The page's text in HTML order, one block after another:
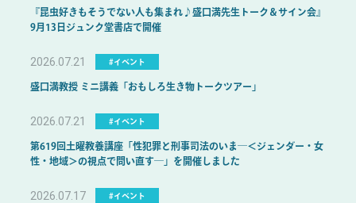
『昆虫好きもそうでない人も集まれ♪盛口満先生トーク＆サイン会』
9月13日ジュンク堂書店で開催
2026.07.21 #イベント
盛口満教授 ミニ講義「おもしろ生き物トークツアー」
2026.07.21 #イベント
第619回土曜教養講座「性犯罪と刑事司法のいま―＜ジェンダー・女
性・地域＞の視点で問い直す―」を開催しました
2026.07.17 #イベント